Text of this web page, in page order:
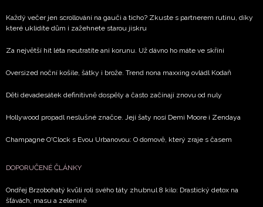
Vašimi údaji pracovat zejména k organizaci a
vyhodnocení akce a zasílání novinek.
Chcete navíc dostávat i další zajímavé a exkluzivní
informace od našich partnerů? Pokud souhlasíte se
soukromí BurdaMedia Extra s.r.o., zaškrtněte toto pole.
Každý večer jen scrollování na gauči a ticho? Zkuste s partnerem rutinu, díky
které uklidíte dům i zažehnete starou jiskru
Za největší hit léta neutratíte ani korunu. Už dávno ho máte ve skříni
Oversized noční košile, šátky i brože. Trend nona maxxing ovládl Kodaň
Děti devadesátek definitivně dospěly a často začínají znovu od nuly
Hollywood propadl neslušné značce. Její šaty nosí Demi Moore i Zendaya
Champagne O'Clock s Evou Urbanovou: O domově, který zraje s časem
DOPORUČENÉ ČLÁNKY
Ondřej Brzobohatý kvůli roli svého táty zhubnul 8 kilo: Drastický detox na
šťávách, masu a zelenině